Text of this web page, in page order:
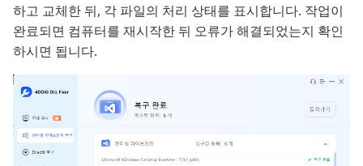
하고 교체한 뒤, 각 파일의 처리 상태를 표시합니다. 작업이
완료되면 컴퓨터를 재시작한 뒤 오류가 해결되었는지 확인
하시면 됩니다.